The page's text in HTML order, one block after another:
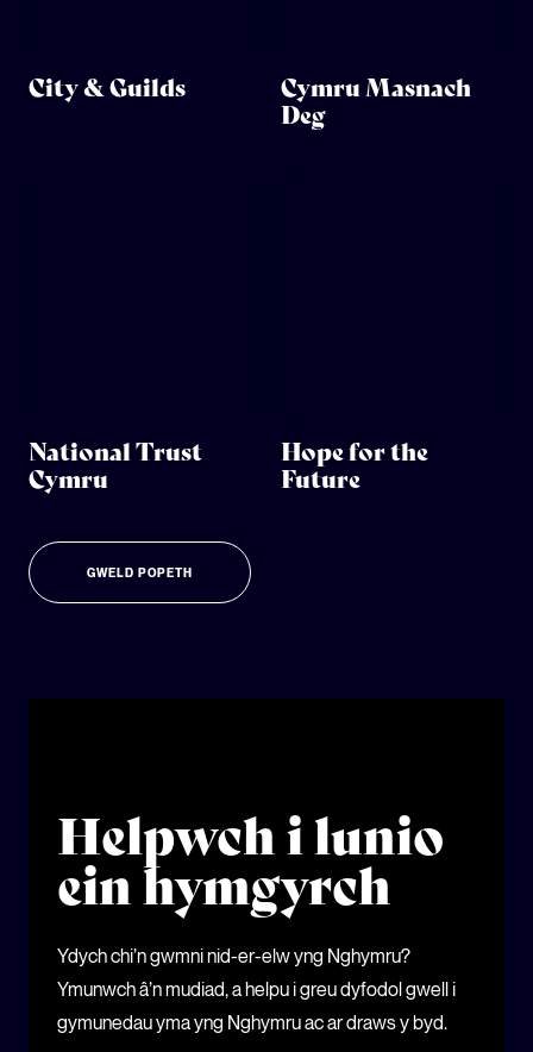
City & Guilds
Cymru Masnach
Deg
National Trust
Cymru
Hope for the
Future
GWELD POPETH
Helpwch i lunio
ein hymgyrch
Ydych chi’n gwmni nid-er-elw yng Nghymru?
Ymunwch â’n mudiad, a helpu i greu dyfodol gwell i
gymunedau yma yng Nghymru ac ar draws y byd.